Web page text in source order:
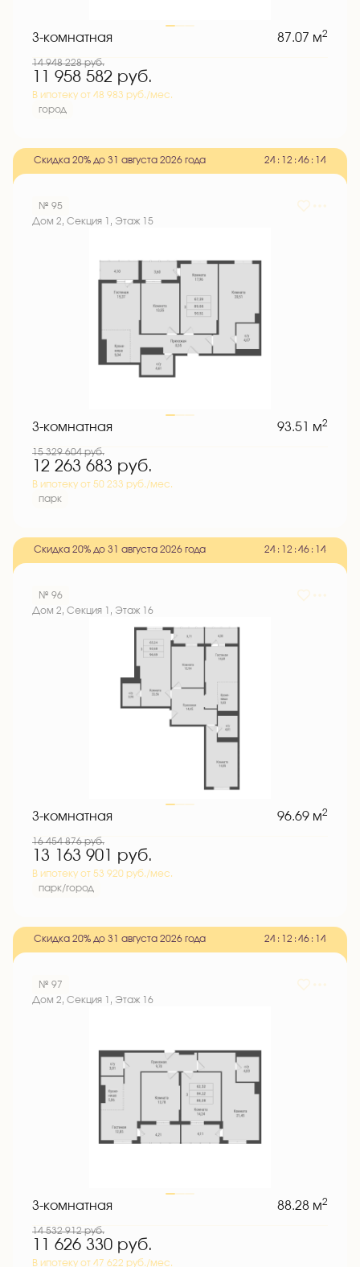
3-комнатная 87.07 м2
14 948 228руб.
11 958 582 руб.
В ипотеку от 48 983 руб./мес.
город
Скидка 20% до 31 августа 2026 года 24 : 1 2 : 46 : 1 3
№ 95
Дом 2, Секция 1, Этаж 15
3-комнатная 93.51 м2
15 329 604руб.
12 263 683 руб.
В ипотеку от 50 233 руб./мес.
парк
Скидка 20% до 31 августа 2026 года 24 : 1 2 : 46 : 1 3
№ 96
Дом 2, Секция 1, Этаж 16
3-комнатная 96.69 м2
16 454 876руб.
13 163 901 руб.
В ипотеку от 53 920 руб./мес.
парк/город
Скидка 20% до 31 августа 2026 года 24 : 1 2 : 46 : 1 3
№ 97
Дом 2, Секция 1, Этаж 16
3-комнатная 88.28 м2
14 532 912руб.
11 626 330 руб.
В ипотеку от 47 622 руб./мес.